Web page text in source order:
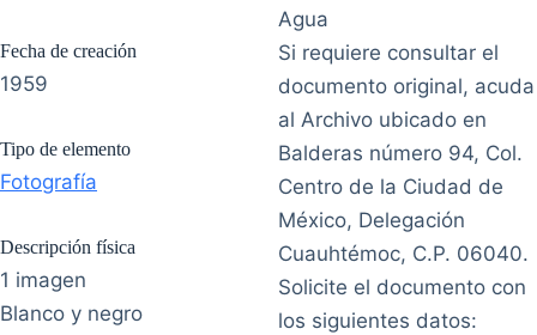
Fecha de creación
1959
Tipo de elemento
Fotografía
Descripción física
1 imagen
Blanco y negro
Agua
Si requiere consultar el
documento original, acuda
al Archivo ubicado en
Balderas número 94, Col.
Centro de la Ciudad de
México, Delegación
Cuauhtémoc, C.P. 06040.
Solicite el documento con
los siguientes datos: